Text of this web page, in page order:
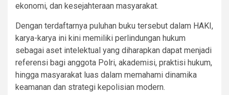
ekonomi, dan kesejahteraan masyarakat.
Dengan terdaftarnya puluhan buku tersebut dalam HAKI,
karya-karya ini kini memiliki perlindungan hukum
sebagai aset intelektual yang diharapkan dapat menjadi
referensi bagi anggota Polri, akademisi, praktisi hukum,
hingga masyarakat luas dalam memahami dinamika
keamanan dan strategi kepolisian modern.